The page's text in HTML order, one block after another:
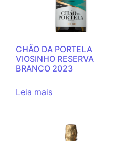
CHÃO DA PORTELA
VIOSINHO RESERVA
BRANCO 2023
Leia mais